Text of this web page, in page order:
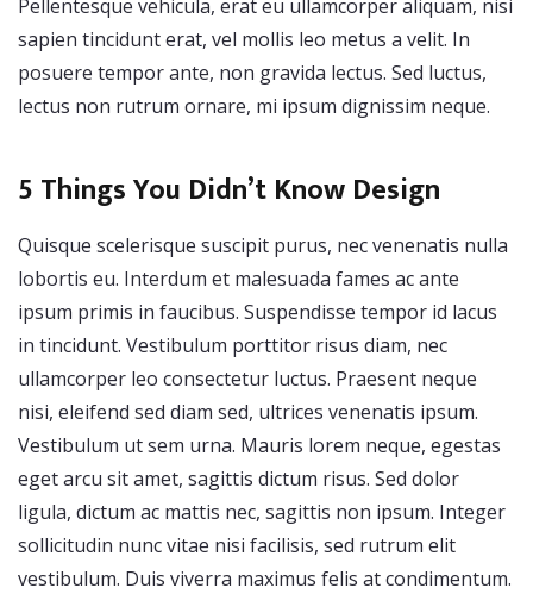
Pellentesque vehicula, erat eu ullamcorper aliquam, nisi
sapien tincidunt erat, vel mollis leo metus a velit. In
posuere tempor ante, non gravida lectus. Sed luctus,
lectus non rutrum ornare, mi ipsum dignissim neque.
5 Things You Didn’t Know Design
Quisque scelerisque suscipit purus, nec venenatis nulla
lobortis eu. Interdum et malesuada fames ac ante
ipsum primis in faucibus. Suspendisse tempor id lacus
in tincidunt. Vestibulum porttitor risus diam, nec
ullamcorper leo consectetur luctus. Praesent neque
nisi, eleifend sed diam sed, ultrices venenatis ipsum.
Vestibulum ut sem urna. Mauris lorem neque, egestas
eget arcu sit amet, sagittis dictum risus. Sed dolor
ligula, dictum ac mattis nec, sagittis non ipsum. Integer
sollicitudin nunc vitae nisi facilisis, sed rutrum elit
vestibulum. Duis viverra maximus felis at condimentum.